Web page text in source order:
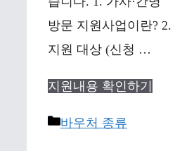
방문 지원사업이란? 2.
지원 대상 (신청 …
지원내용 확인하기
Categories
바우처 종류